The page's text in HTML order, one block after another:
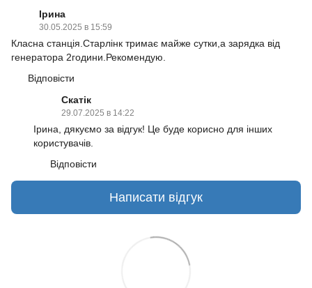
Ірина
30.05.2025 в 15:59
Класна станція.Старлінк тримає майже сутки,а зарядка від
генератора 2години.Рекомендую.
Відповісти
Скатік
29.07.2025 в 14:22
Ірина, дякуємо за відгук! Це буде корисно для інших
користувачів.
Відповісти
Написати відгук